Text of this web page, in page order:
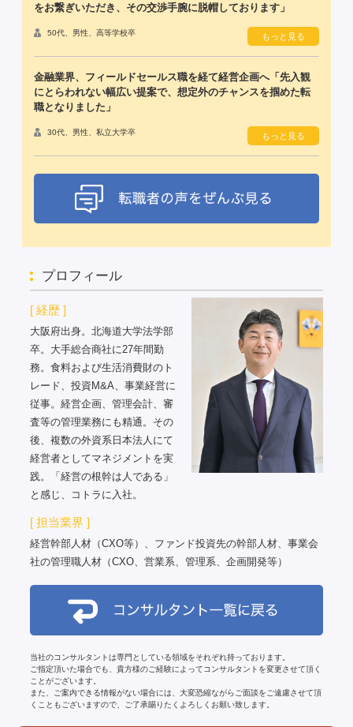
をお繋ぎいただき、その交渉手腕に脱帽しております」
50代、男性、高等学校卒 もっと見る
金融業界、フィールドセールス職を経て経営企画へ「先入観
にとらわれない幅広い提案で、想定外のチャンスを掴めた転
職となりました」
30代、男性、私立大学卒 もっと見る
プロフィール
[ 経歴 ]
大阪府出身。北海道大学法学部
卒。大手総合商社に27年間勤
務。食料および生活消費財のト
レード、投資M&A、事業経営に
従事。経営企画、管理会計、審
査等の管理業務にも精通。その
後、複数の外資系日本法人にて
経営者としてマネジメントを実
践。「経営の根幹は人である」
と感じ、コトラに入社。
[ 担当業界 ]
経営幹部人材（CXO等）、ファンド投資先の幹部人材、事業会
社の管理職人材（CXO、営業系、管理系、企画開発等）
当社のコンサルタントは専門としている領域をそれぞれ持っております。
ご指定頂いた場合でも、貴方様のご経験によってコンサルタントを変更させて頂く
ことがございます。
また、ご案内できる情報がない場合には、大変恐縮ながらご面談をご遠慮させて頂
くこともございますので、ご了承賜りたくよろしくお願い致します。